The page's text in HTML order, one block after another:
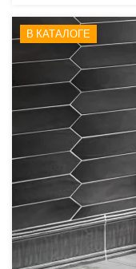
В КАТАЛОГЕ